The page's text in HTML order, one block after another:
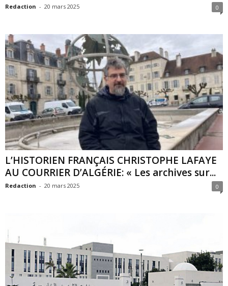
Redaction - 20 mars 2025 0
L’HISTORIEN FRANÇAIS CHRISTOPHE LAFAYE
AU COURRIER D’ALGÉRIE: « Les archives sur...
Redaction - 20 mars 2025 0